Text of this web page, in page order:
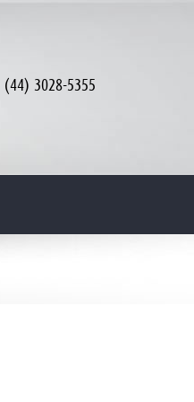
(44) 3028-5355